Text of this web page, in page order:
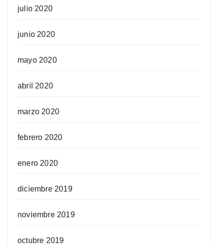
julio 2020
junio 2020
mayo 2020
abril 2020
marzo 2020
febrero 2020
enero 2020
diciembre 2019
noviembre 2019
octubre 2019